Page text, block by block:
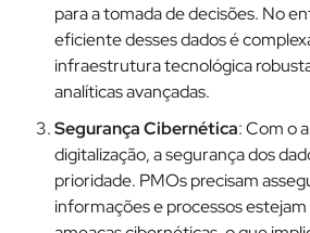
para a tomada de decisões. No
eficiente desses dados é
infraestrutura tecnológica
analíticas avançadas.
Segurança Cibernética: Com o
digitalização, a segurança dos
prioridade. PMOs precisam
informações e processos